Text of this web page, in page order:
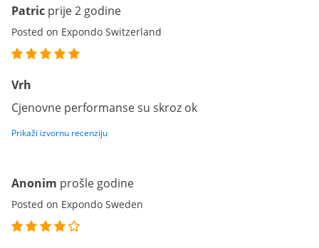
Patric prije 2 godine
Posted on Expondo Switzerland
Vrh
Cjenovne performanse su skroz ok
Prikaži izvornu recenziju
Anonim prošle godine
Posted on Expondo Sweden